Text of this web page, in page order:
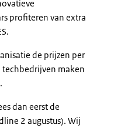
profiteren van extra
de prijzen per
maken
dan eerst de
2 augustus). Wij